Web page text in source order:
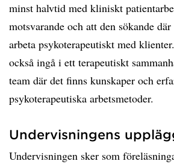
minst halvtid med kliniskt
motsvarande och att den sökande
arbeta psykoterapeutiskt med
också ingå i ett terapeutiskt
team där det finns kunskaper och
psykoterapeutiska arbetsmetoder.
Undervisningens
Undervisningen sker som